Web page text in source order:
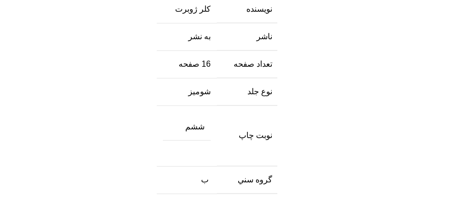
نویسنده کلر ژوبرت
ناشر به نشر
تعداد صفحه 16 صفحه
نوع جلد شومیز
نوبت چاپ
ششم
گروه سني ب